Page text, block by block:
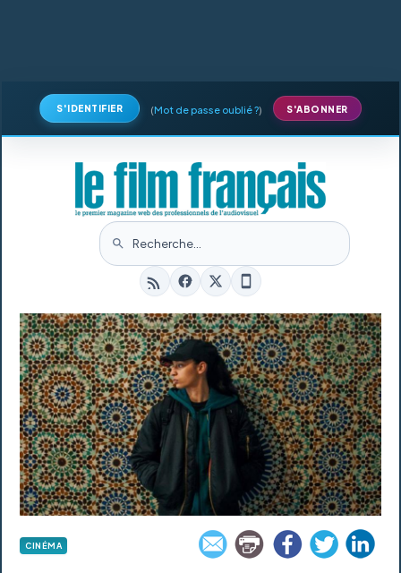
S'IDENTIFIER (Mot de passe oublié ?) S'ABONNER
CINÉMA